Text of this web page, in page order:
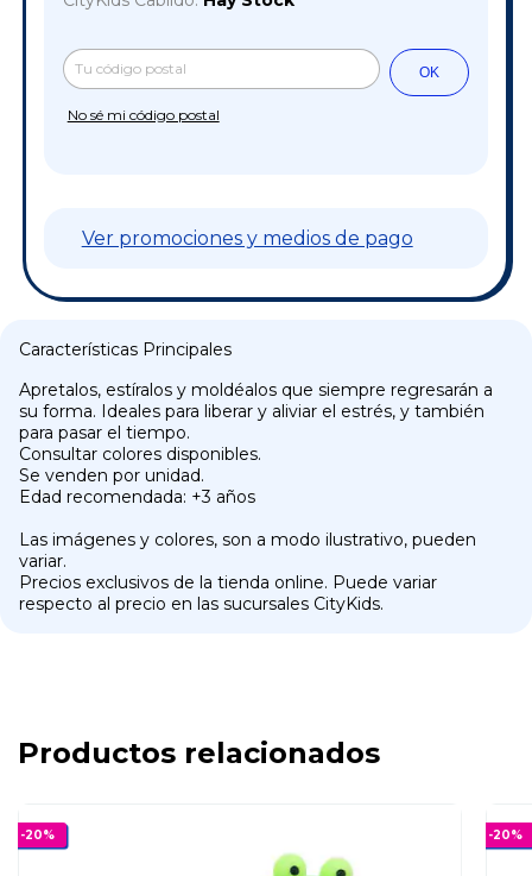
Entregas para el CP: Cambiar CP
OK
No sé mi código postal
Ver promociones y medios de pago
Características Principales
Apretalos, estíralos y moldéalos que siempre regresarán a
su forma. Ideales para liberar y aliviar el estrés, y también
para pasar el tiempo.
Consultar colores disponibles.
Se venden por unidad.
Edad recomendada: +3 años
Las imágenes y colores, son a modo ilustrativo, pueden
variar.
Precios exclusivos de la tienda online. Puede variar
respecto al precio en las sucursales CityKids.
Productos relacionados
-20% -20%